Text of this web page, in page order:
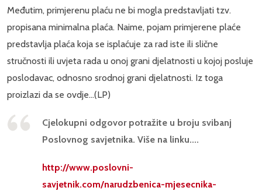
Međutim, primjerenu plaću ne bi mogla predstavljati tzv.
propisana minimalna plaća. Naime, pojam primjerene plaće
predstavlja plaća koja se isplaćuje za rad iste ili slične
stručnosti ili uvjeta rada u onoj grani djelatnosti u kojoj posluje
poslodavac, odnosno srodnoj grani djelatnosti. Iz toga
proizlazi da se ovdje...(LP)
Cjelokupni odgovor potražite u broju svibanj
Poslovnog savjetnika. Više na linku....
http://www.poslovni-
savjetnik.com/narudzbenica-mjesecnika-